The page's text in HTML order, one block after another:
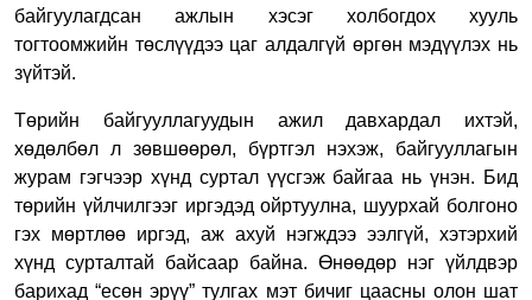
байгуулагдсан ажлын хэсэг холбогдох хууль
тогтоомжийн төслүүдээ цаг алдалгүй өргөн мэдүүлэх нь
зүйтэй.
Төрийн байгууллагуудын ажил давхардал ихтэй,
хөдөлбөл л зөвшөөрөл, бүртгэл нэхэж, байгууллагын
журам гэгчээр хүнд суртал үүсгэж байгаа нь үнэн. Бид
төрийн үйлчилгээг иргэдэд ойртуулна, шуурхай болгоно
гэх мөртлөө иргэд, аж ахуй нэгждээ ээлгүй, хэтэрхий
хүнд сурталтай байсаар байна. Өнөөдөр нэг үйлдвэр
барихад “есөн эрүү” тулгах мэт бичиг цаасны олон шат